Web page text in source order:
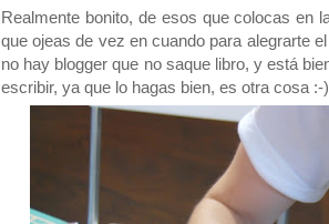
Realmente bonito, de esos que colocas en
que ojeas de vez en cuando para alegrarte
no hay blogger que no saque libro, y está
escribir, ya que lo hagas bien, es otra cosa :-